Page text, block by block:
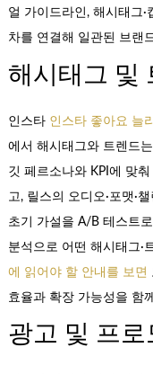
얼 가이드라인, 해시태그·
차를 연결해 일관된 브랜
해시태그 및
인스타 인스타 좋아요 늘
에서 해시태그와 트렌드
깃 페르소나와 KPI에 맞
고, 릴스의 오디오·포맷·
초기 가설을 A/B 테스트
분석으로 어떤 해시태그·
에 읽어야 할 안내를 보면
효율과 확장 가능성을 함
광고 및 프